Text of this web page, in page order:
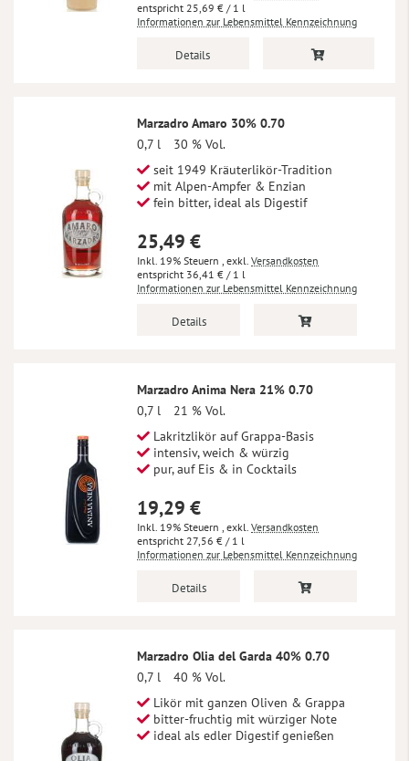
25,69 € / 1 l
Informationen zur Lebensmittel Kennzeichnung
Details
Marzadro Amaro 30% 0.70
0,7 l
30 % Vol.
seit 1949 Kräuterlikör-Tradition
mit Alpen-Ampfer & Enzian
fein bitter, ideal als Digestif
25,49 €
Inkl. 19% Steuern , exkl. Versandkosten
36,41 € / 1 l
Informationen zur Lebensmittel Kennzeichnung
Details
Marzadro Anima Nera 21% 0.70
0,7 l
21 % Vol.
Lakritzlikör auf Grappa-Basis
intensiv, weich & würzig
pur, auf Eis & in Cocktails
19,29 €
Inkl. 19% Steuern , exkl. Versandkosten
27,56 € / 1 l
Informationen zur Lebensmittel Kennzeichnung
Details
Marzadro Olia del Garda 40% 0.70
0,7 l
40 % Vol.
Likör mit ganzen Oliven & Grappa
bitter-fruchtig mit würziger Note
ideal als edler Digestif genießen